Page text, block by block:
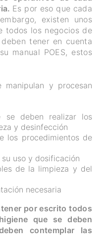
Es por eso que cada
existen unos
todos los negocios de
tener en cuenta
manual POES, estos
y procesan
se deben realizar los
y desinfección
los procedimientos de
uso y dosificación
de la limpieza y del
necesaria
por escrito todos
que se deben
contemplar las